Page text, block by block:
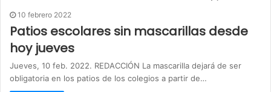
10 febrero 2022
Patios escolares sin mascarillas desde
hoy jueves
Jueves, 10 feb. 2022. REDACCIÓN La mascarilla dejará de ser
obligatoria en los patios de los colegios a partir de…